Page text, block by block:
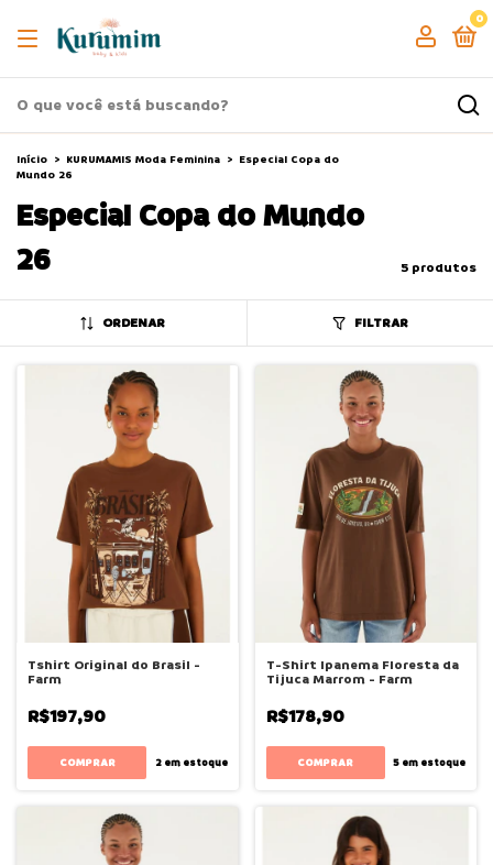
0
Início > KURUMAMIS Moda Feminina > Especial Copa do
Mundo 26
Especial Copa do Mundo
26
5 produtos
ORDENAR FILTRAR
Tshirt Original do Brasil -
Farm
R$197,90
COMPRAR 2em estoque
T-Shirt Ipanema Floresta da
Tijuca Marrom - Farm
R$178,90
COMPRAR 5 em estoque